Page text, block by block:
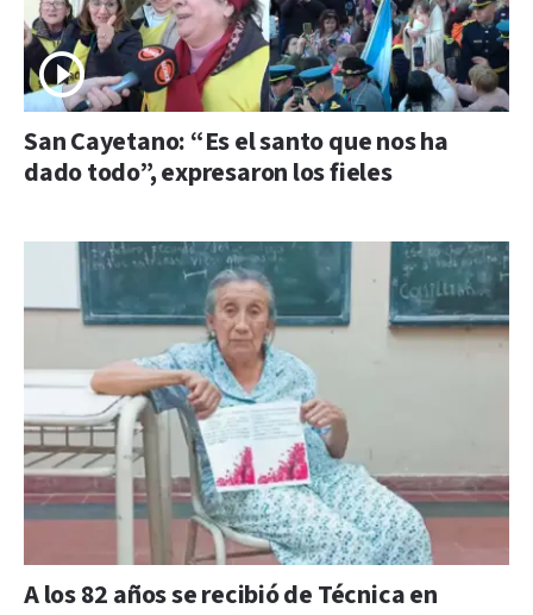
San Cayetano: “Es el santo que nos ha
dado todo”, expresaron los fieles
A los 82 años se recibió de Técnica en